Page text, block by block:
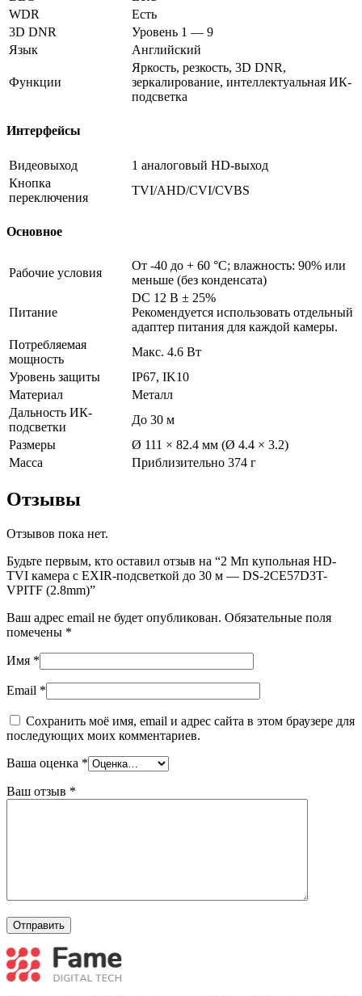
WDR
Есть
3D DNR
Уровень 1 — 9
Язык
Английский
Функции
Яркость, резкость, 3D DNR,
зеркалирование, интеллектуальная ИК-
подсветка
Интерфейсы
Видеовыход
1 аналоговый HD-выход
Кнопка
переключения
TVI/AHD/CVI/CVBS
Основное
Рабочие условия
От -40 до + 60 °C; влажность: 90% или
меньше (без конденсата)
Питание
DC 12 В ± 25%
Рекомендуется использовать отдельный
адаптер питания для каждой камеры.
Потребляемая
мощность
Макс. 4.6 Вт
Уровень защиты
IP67, IK10
Материал
Металл
Дальность ИК-
подсветки
До 30 м
Размеры
Ø 111 × 82.4 мм (Ø 4.4 × 3.2)
Масса
Приблизительно 374 г
Отзывы
Отзывов пока нет.
Будьте первым, кто оставил отзыв на “2 Мп купольная HD-
TVI камера с EXIR-подсветкой до 30 м — DS-2CE57D3T-
VPITF (2.8mm)”
Ваш адрес email не будет опубликован. Обязательные поля
помечены *
Имя *
Email *
Сохранить моё имя, email и адрес сайта в этом браузере для
последующих моих комментариев.
Ваша оценка *
Ваш отзыв *